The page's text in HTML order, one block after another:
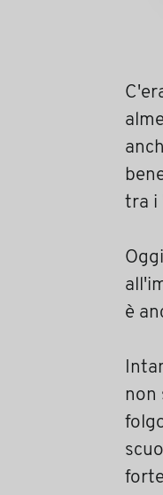
tra i
è
non